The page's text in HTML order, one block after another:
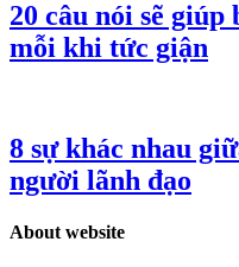
20 câu nói sẽ giúp
mỗi khi tức giận
8 sự khác nhau
người lãnh đạo
About website